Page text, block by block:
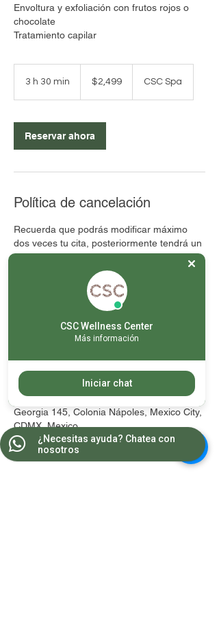
Envoltura y exfoliación con frutos rojos o
chocolate
Tratamiento capilar
3 h 30 min
3
0
i
pesos
mexicanos
$2,499 CSC Spa
Reservar ahora
Política de cancelación
Recuerda que podrás modificar máximo
dos veces tu cita, posteriormente tendrá un
costo extra.
En caso de no acudir al servicio agendado
o no cancelar / reagendar con 24 horas de
anticipación, el servicio se tomará como
No hay rembolsos
Datos de contacto
Georgia 145, Colonia Nápoles, Mexico City,
CDMX, Mexico
CSC Wellness Center
Más información
Iniciar chat
¿Necesitas ayuda? Chatea con
nosotros